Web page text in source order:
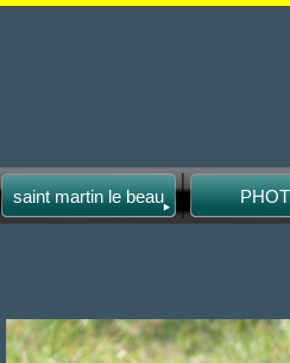
saint martin le beau